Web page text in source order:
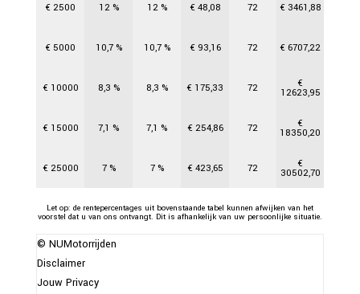
€2500 12 % 12 % € 48,08 72 € 3461,88
€ 5000 10,7 % 10,7 % € 93,16 72 €6707,22
€ 10000 8,3 % 8,3 % € 175,33 72 €
12623,95
€ 15000 7,1 % 7,1 % € 254,86 72 €
18350,20
€ 25000 7 % 7 % € 423,65 72 €
30502,70
Let op: de rentepercentages uit bovenstaande tabel kunnen afwijken van het
voorstel dat u van ons ontvangt. Dit is afhankelijk van uw persoonlijke situatie.
© NUMotorrijden
Disclaimer
Jouw Privacy